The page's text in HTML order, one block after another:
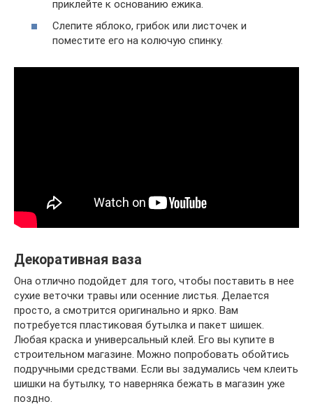
приклейте к основанию ежика.
Слепите яблоко, грибок или листочек и
поместите его на колючую спинку.
Декоративная ваза
Она отлично подойдет для того, чтобы поставить в нее
сухие веточки травы или осенние листья. Делается
просто, а смотрится оригинально и ярко. Вам
потребуется пластиковая бутылка и пакет шишек.
Любая краска и универсальный клей. Его вы купите в
строительном магазине. Можно попробовать обойтись
подручными средствами. Если вы задумались чем клеить
шишки на бутылку, то наверняка бежать в магазин уже
поздно.